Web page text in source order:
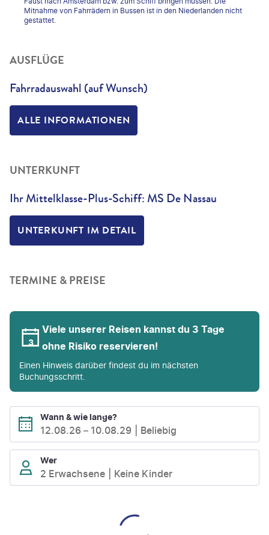
Mitnahme von Fahrrädern in Bussen ist in den Niederlanden nicht
gestattet.
AUSFLÜGE
Fahrradauswahl (auf Wunsch)
ALLE INFORMATIONEN
UNTERKUNFT
Ihr Mittelklasse-Plus-Schiff: MS De Nassau
UNTERKUNFT IM DETAIL
TERMINE & PREISE
Viele unserer Reisen kannst du 3 Tage
ohne Risiko reservieren!
Einen Hinweis darüber findest du im nächsten
Buchungsschritt.
Wann & wie lange?
12.08.26 – 10.08.29 Beliebig
Wer
2 Erwachsene Keine Kinder